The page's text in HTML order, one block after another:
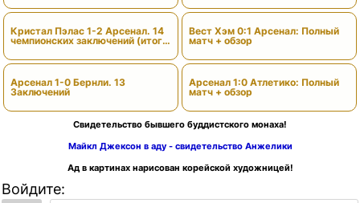
Кристал Пэлас 1-2 Арсенал. 14
чемпионских заключений (итоги
Арсенал 1-0 Бернли. 13
Заключений
Вест Хэм 0:1 Арсенал: Полный
матч + обзор
Арсенал 1:0 Атлетико: Полный
матч + обзор
Свидетельство бывшего буддистского монаха!
Майкл Джексон в аду - свидетельство Анжелики
Ад в картинах нарисован корейской художницей!
Войдите: